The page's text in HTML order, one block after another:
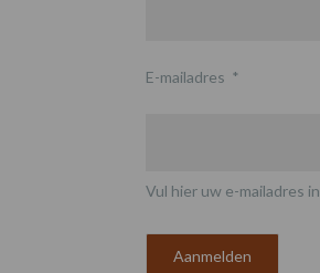
E-mailadres *
Vul hier uw e-mailadres in